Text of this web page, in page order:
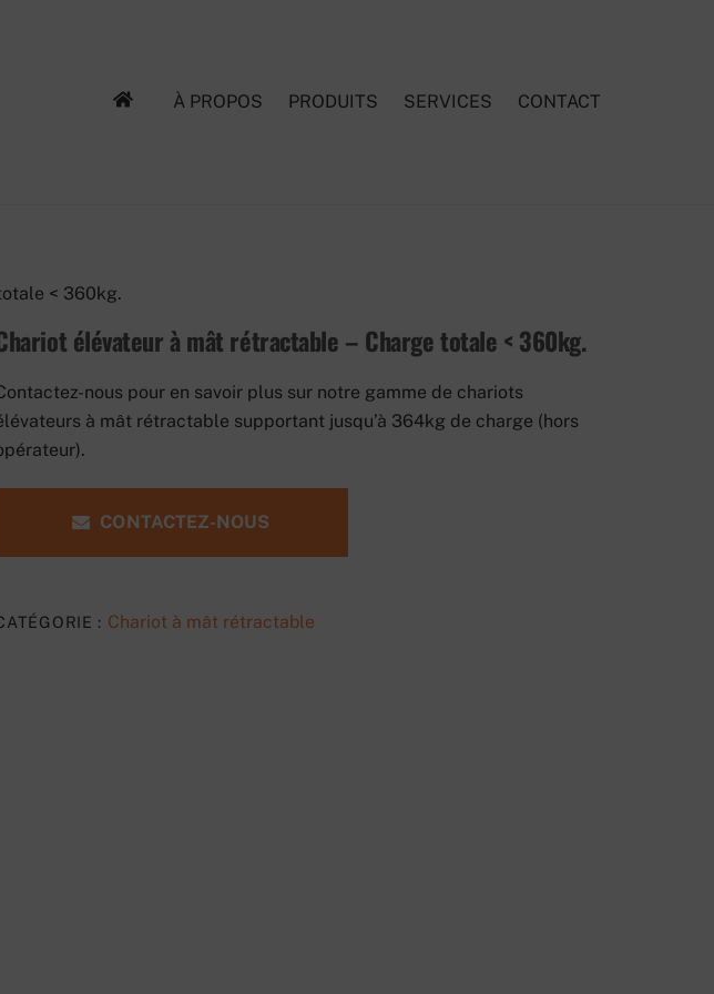
À PROPOS
PRODUITS SERVICES CONTACT
< 360kg.
élévateur à mât rétractable – Charge totale < 360kg.
nous pour en savoir plus sur notre gamme de chariots
à mât rétractable supportant jusqu’à 364kg de charge (hors
CONTACTEZ-NOUS
: Chariot à mât rétractable